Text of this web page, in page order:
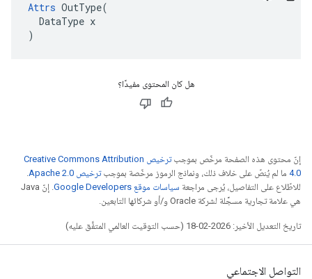
Attrs OutType(
  DataType x
)
هل كان المحتوى مفيدًا؟
إنّ محتوى هذه الصفحة مرخّص بموجب
ترخيص Creative Commons Attribution
4.0‏ ما لم يُنصّ على خلاف ذلك، ونماذج الرموز مرخّصة بموجبترخيص Apache 2.0‏
.
للاطّلاع على التفاصيل، يُرجى مراجعة سياسات موقع Google Developers‏
. إنّ Java
هي علامة تجارية مسجَّلة لشركة Oracle و/أو شركائها التابعين.
تاريخ التعديل الأخير: 2026-02-18 (حسب التوقيت العالمي المتفَّق عليه)
التواصل الاجتماعي